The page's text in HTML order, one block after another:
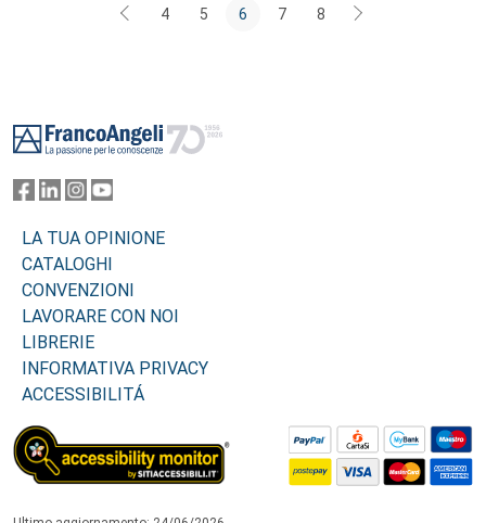
4 5 6 7 8
LA TUA OPINIONE
CATALOGHI
CONVENZIONI
LAVORARE CON NOI
LIBRERIE
INFORMATIVA PRIVACY
ACCESSIBILITÁ